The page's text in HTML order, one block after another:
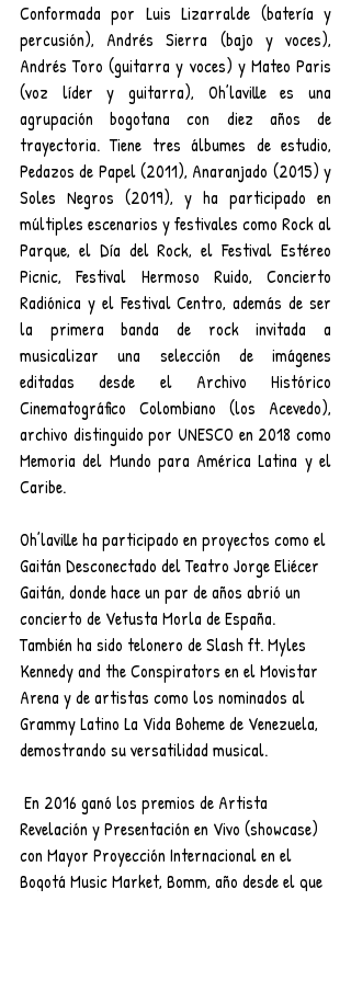
Conformada por Luis Lizarralde (batería y
percusión), Andrés Sierra (bajo y voces),
Andrés Toro (guitarra y voces) y Mateo Paris
(voz líder y guitarra), Oh’laville es una
agrupación bogotana con diez años de
trayectoria. Tiene tres álbumes de estudio,
Pedazos de Papel (2011), Anaranjado (2015) y
Soles Negros (2019), y ha participado en
múltiples escenarios y festivales como Rock al
Parque, el Día del Rock, el Festival Estéreo
Picnic, Festival Hermoso Ruido, Concierto
Radiónica y el Festival Centro, además de ser
la primera banda de rock invitada a
musicalizar una selección de imágenes
editadas desde el Archivo Histórico
Cinematográfico Colombiano (los Acevedo),
archivo distinguido por UNESCO en 2018 como
Memoria del Mundo para América Latina y el
Caribe.
Oh’laville ha participado en proyectos como el
Gaitán Desconectado del Teatro Jorge Eliécer
Gaitán, donde hace un par de años abrió un
concierto de Vetusta Morla de España.
También ha sido telonero de Slash ft. Myles
Kennedy and the Conspirators en el Movistar
Arena y de artistas como los nominados al
Grammy Latino La Vida Boheme de Venezuela,
demostrando su versatilidad musical.
Revelación y Presentación en Vivo (showcase)
con Mayor Proyección Internacional en el
Bogotá Music Market, Bomm, año desde el que